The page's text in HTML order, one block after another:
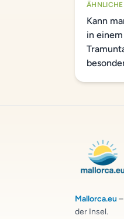
ÄHNLICHE
Kann
in
Mallorca.eu
der Insel.